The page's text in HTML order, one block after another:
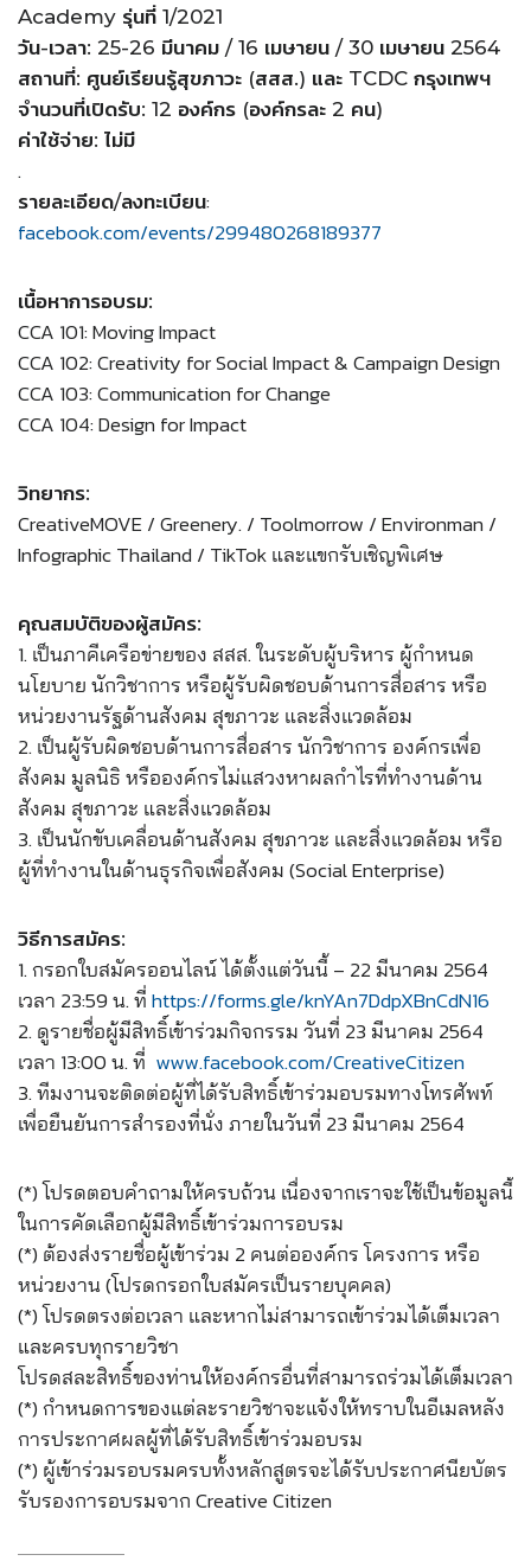
Academy รุ่นที่ 1/2021
วัน-เวลา: 25-26 มีนาคม / 16 เมษายน / 30 เมษายน 2564
สถานที่: ศูนย์เรียนรู้สุขภาวะ (สสส.) และ TCDC กรุงเทพฯ
จำนวนที่เปิดรับ: 12 องค์กร (องค์กรละ 2 คน)
ค่าใช้จ่าย: ไม่มี
.
รายละเอียด/ลงทะเบียน:
facebook.com/events/299480268189377
เนื้อหาการอบรม:
CCA 101: Moving Impact
CCA 102: Creativity for Social Impact & Campaign Design
CCA 103: Communication for Change
CCA 104: Design for Impact
วิทยากร:
CreativeMOVE / Greenery. / Toolmorrow / Environman /
Infographic Thailand / TikTok และแขกรับเชิญพิเศษ
คุณสมบัติของผู้สมัคร:
1. เป็นภาคีเครือข่ายของ สสส. ในระดับผู้บริหาร ผู้กำหนด
นโยบาย นักวิชาการ หรือผู้รับผิดชอบด้านการสื่อสาร หรือ
หน่วยงานรัฐด้านสังคม สุขภาวะ และสิ่งแวดล้อม
2. เป็นผู้รับผิดชอบด้านการสื่อสาร นักวิชาการ องค์กรเพื่อ
สังคม มูลนิธิ หรือองค์กรไม่แสวงหาผลกำไรที่ทำงานด้าน
สังคม สุขภาวะ และสิ่งแวดล้อม
3. เป็นนักขับเคลื่อนด้านสังคม สุขภาวะ และสิ่งแวดล้อม หรือ
ผู้ที่ทำงานในด้านธุรกิจเพื่อสังคม (Social Enterprise)
วิธีการสมัคร:
1. กรอกใบสมัครออนไลน์ ได้ตั้งแต่วันนี้ – 22 มีนาคม 2564
เวลา 23:59 น. ที่https://forms.gle/knYAn7DdpXBnCdN16
2. ดูรายชื่อผู้มีสิทธิ์เข้าร่วมกิจกรรม วันที่ 23 มีนาคม 2564
เวลา 13:00 น. ที่ www.facebook.com/CreativeCitizen
3. ทีมงานจะติดต่อผู้ที่ได้รับสิทธิ์เข้าร่วมอบรมทางโทรศัพท์
เพื่อยืนยันการสำรองที่นั่ง ภายในวันที่ 23 มีนาคม 2564
(*) โปรดตอบคำถามให้ครบถ้วน เนื่องจากเราจะใช้เป็นข้อมูลนี้
ในการคัดเลือกผู้มีสิทธิ์เข้าร่วมการอบรม
(*) ต้องส่งรายชื่อผู้เข้าร่วม 2 คนต่อองค์กร โครงการ หรือ
หน่วยงาน (โปรดกรอกใบสมัครเป็นรายบุคคล)
(*) โปรดตรงต่อเวลา และหากไม่สามารถเข้าร่วมได้เต็มเวลา
และครบทุกรายวิชา
โปรดสละสิทธิ์ของท่านให้องค์กรอื่นที่สามารถร่วมได้เต็มเวลา
(*) กำหนดการของแต่ละรายวิชาจะแจ้งให้ทราบในอีเมลหลัง
การประกาศผลผู้ที่ได้รับสิทธิ์เข้าร่วมอบรม
(*) ผู้เข้าร่วมรอบรมครบทั้งหลักสูตรจะได้รับประกาศนียบัตร
รับรองการอบรมจาก Creative Citizen